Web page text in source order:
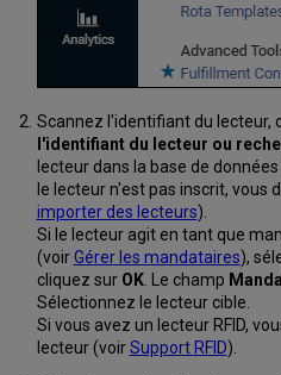
de
page
Services
aux
lecteurs
Activer
les
alertes
sonores
en
cas
de
blocage
Scannez l'identifiant du lecteur,
l'identifiant du lecteur ou
lecteur dans la base de
le lecteur n'est pas inscrit, vous
importer des lecteurs).
Si le lecteur agit en tant que
(voirGérer les mandataires),
cliquez sur OK. Le champ
Sélectionnez le lecteur cible.
Si vous avez un lecteur RFID,
lecteur (voirSupport RFID).